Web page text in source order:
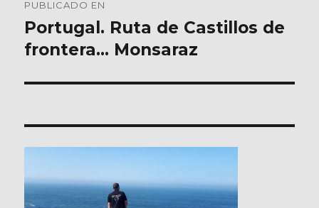
de
entradas
PUBLICADO EN
Portugal. Ruta de Castillos de
frontera… Monsaraz